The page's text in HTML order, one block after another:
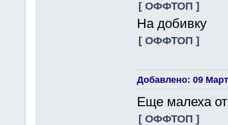
[ ОФФТОП ]
На добивку
[ ОФФТОП ]
Добавлено: 09
Еще малеха
[ ОФФТОП ]